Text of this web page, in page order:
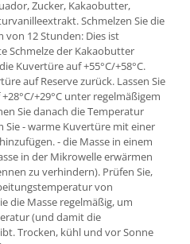
Zucker, Kakaobutter,
Schmelzen Sie die
12 Stunden: Dies ist
Schmelze der Kakaobutter
Kuvertüre auf +55°C/+58°C.
auf Reserve zurück. Lassen Sie
+29°C unter regelmäßigem
Sie danach die Temperatur
Sie - warme Kuvertüre mit einer
- die Masse in einem
in der Mikrowelle erwärmen
zu verhindern). Prüfen Sie,
von
die Masse regelmäßig, um
(und damit die
Trocken, kühl und vor Sonne